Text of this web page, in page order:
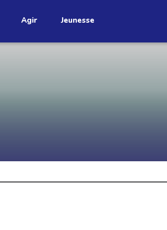
notre
Agir Jeunesse